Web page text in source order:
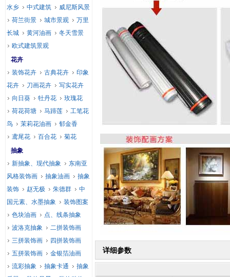
详细参数
水乡
中式建筑
威尼斯风景
荷兰街景
城市景观
万里
长城
黄河油画
冬天雪景
欧式建筑景观
花卉
装饰花卉
古典花卉
印象
花卉
刀画花卉
写实花卉
向日葵
牡丹花
玫瑰花
荷花荷塘
马蹄莲
工笔花
鸟
茉莉花油画
郁金香
鸢尾花
百合花
菊花
抽象
新抽象、现代抽象
东南亚
风格装饰画
抽象油画
抽象
装饰
赵无极 朱德群
中
国元素、水墨抽象
装饰图案
色块油画
点、线条抽象
波洛克抽象
二拼装饰画
三拼装饰画
四拼装饰画
五拼装饰画
金银箔油画
流彩抽象
抽象卡通
抽象